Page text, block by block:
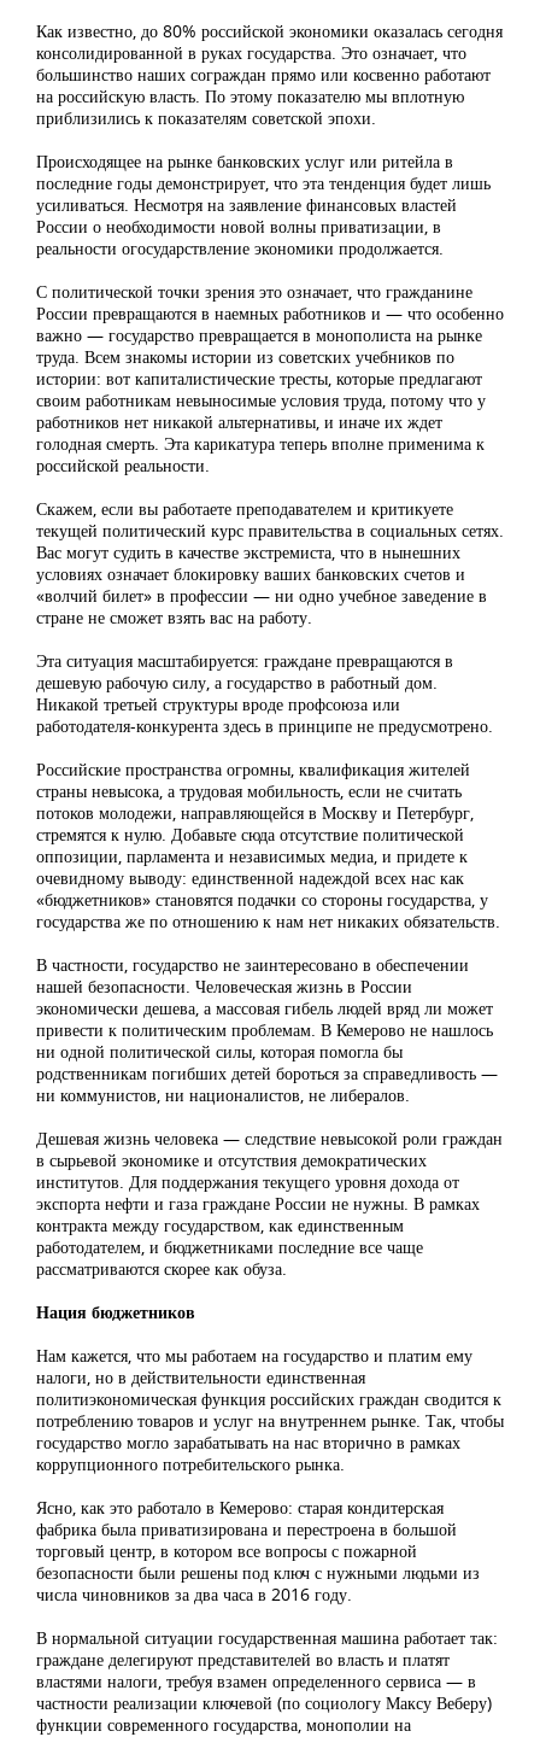
Как известно, до 80% российской экономики оказалась сегодня
консолидированной в руках государства. Это означает, что
большинство наших сограждан прямо или косвенно работают
на российскую власть. По этому показателю мы вплотную
приблизились к показателям советской эпохи.
Происходящее на рынке банковских услуг или ритейла в
последние годы демонстрирует, что эта тенденция будет лишь
усиливаться. Несмотря на заявление финансовых властей
России о необходимости новой волны приватизации, в
реальности огосударствление экономики продолжается.
С политической точки зрения это означает, что гражданине
России превращаются в наемных работников и — что особенно
важно — государство превращается в монополиста на рынке
труда. Всем знакомы истории из советских учебников по
истории: вот капиталистические тресты, которые предлагают
своим работникам невыносимые условия труда, потому что у
работников нет никакой альтернативы, и иначе их ждет
голодная смерть. Эта карикатура теперь вполне применима к
российской реальности.
Скажем, если вы работаете преподавателем и критикуете
текущей политический курс правительства в социальных сетях.
Вас могут судить в качестве экстремиста, что в нынешних
условиях означает блокировку ваших банковских счетов и
«волчий билет» в профессии — ни одно учебное заведение в
стране не сможет взять вас на работу.
Эта ситуация масштабируется: граждане превращаются в
дешевую рабочую силу, а государство в работный дом.
Никакой третьей структуры вроде профсоюза или
работодателя-конкурента здесь в принципе не предусмотрено.
Российские пространства огромны, квалификация жителей
страны невысока, а трудовая мобильность, если не считать
потоков молодежи, направляющейся в Москву и Петербург,
стремятся к нулю. Добавьте сюда отсутствие политической
оппозиции, парламента и независимых медиа, и придете к
очевидному выводу: единственной надеждой всех нас как
«бюджетников» становятся подачки со стороны государства, у
государства же по отношению к нам нет никаких обязательств.
В частности, государство не заинтересовано в обеспечении
нашей безопасности. Человеческая жизнь в России
экономически дешева, а массовая гибель людей вряд ли может
привести к политическим проблемам. В Кемерово не нашлось
ни одной политической силы, которая помогла бы
родственникам погибших детей бороться за справедливость —
ни коммунистов, ни националистов, не либералов.
Дешевая жизнь человека — следствие невысокой роли граждан
в сырьевой экономике и отсутствия демократических
институтов. Для поддержания текущего уровня дохода от
экспорта нефти и газа граждане России не нужны. В рамках
контракта между государством, как единственным
работодателем, и бюджетниками последние все чаще
рассматриваются скорее как обуза.
Нация бюджетников
Нам кажется, что мы работаем на государство и платим ему
налоги, но в действительности единственная
политиэкономическая функция российских граждан сводится к
потреблению товаров и услуг на внутреннем рынке. Так, чтобы
государство могло зарабатывать на нас вторично в рамках
коррупционного потребительского рынка.
Ясно, как это работало в Кемерово: старая кондитерская
фабрика была приватизирована и перестроена в большой
торговый центр, в котором все вопросы с пожарной
безопасности были решены под ключ с нужными людьми из
числа чиновников за два часа в 2016 году.
В нормальной ситуации государственная машина работает так:
граждане делегируют представителей во власть и платят
властями налоги, требуя взамен определенного сервиса — в
частности реализации ключевой (по социологу Максу Веберу)
функции современного государства, монополии на